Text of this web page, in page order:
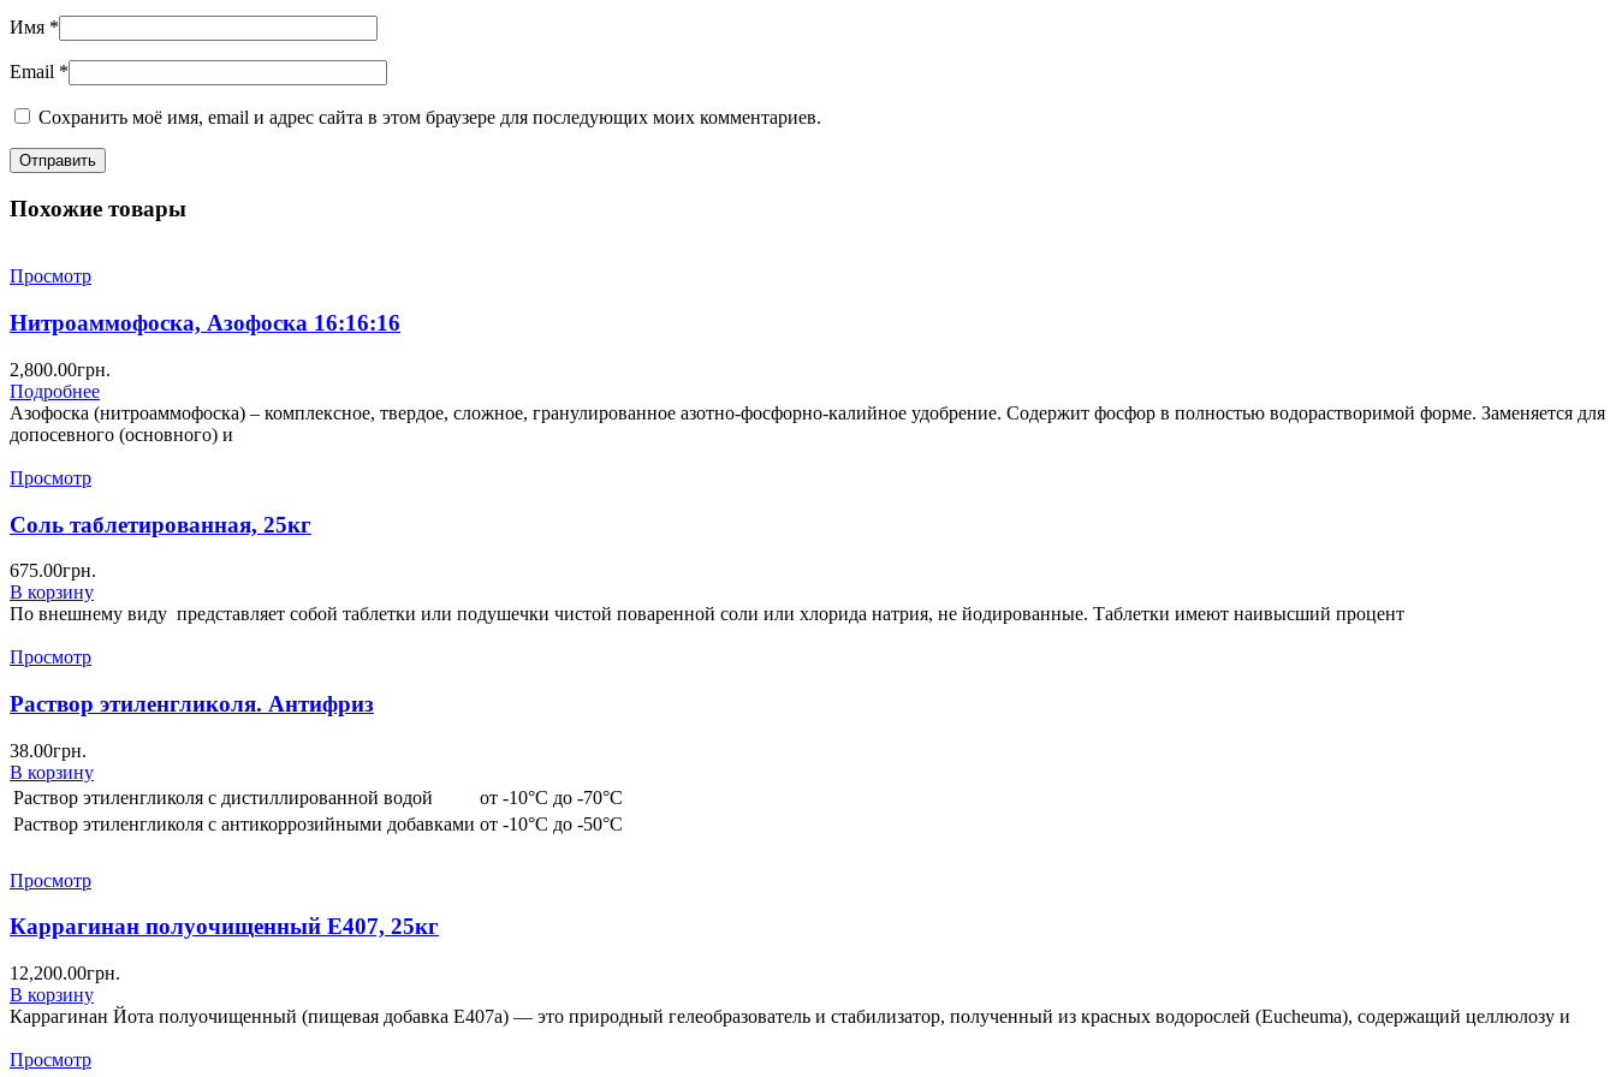
Имя *
Email *
Сохранить моё имя, email и адрес сайта в этом браузере для последующих моих комментариев.
Похожие товары
Просмотр
Нитроаммофоска, Азофоска 16:16:16
2,800.00грн.
Подробнее
Азофоска (нитроаммофоска) – комплексное, твердое, сложное, гранулированное азотно-фосфорно-калийное удобрение. Содержит фосфор в полностью водорастворимой форме. Заменяется для
допосевного (основного) и
Просмотр
Соль таблетированная, 25кг
675.00грн.
В корзину
По внешнему виду представляет собой таблетки или подушечки чистой поваренной соли или хлорида натрия, не йодированные. Таблетки имеют наивысший процент
Просмотр
Раствор этиленгликоля. Антифриз
38.00грн.
В корзину
Раствор этиленгликоля с дистиллированной водой
от -10°С до -70°С
Раствор этиленгликоля с антикоррозийными добавками от -10°С до -50°С
Просмотр
Каррагинан полуочищенный Е407, 25кг
12,200.00грн.
В корзину
Каррагинан Йота полуочищенный (пищевая добавка Е407а) — это природный гелеобразователь и стабилизатор, полученный из красных водорослей (Eucheuma), содержащий целлюлозу и
Просмотр